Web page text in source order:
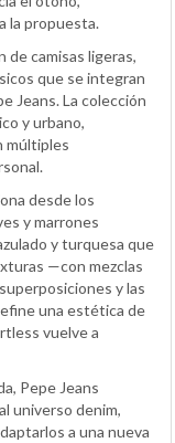
la propuesta.
de camisas ligeras,
que se integran
Jeans. La colección
y urbano,
múltiples
desde los
y marrones
y turquesa que
—con mezclas
y las
una estética de
vuelve a
Pepe Jeans
universo denim,
a una nueva